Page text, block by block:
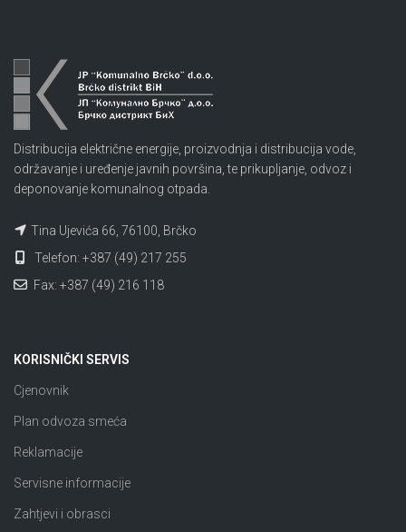
Distribucija električne energije, proizvodnja i distribucija vode,
održavanje i uređenje javnih površina, te prikupljanje, odvoz i
deponovanje komunalnog otpada.
Tina Ujevića 66, 76100, Brčko
Telefon: +387 (49) 217 255
Fax: +387 (49) 216 118
KORISNIČKI SERVIS
Cjenovnik
Plan odvoza smeća
Reklamacije
Servisne informacije
Zahtjevi i obrasci